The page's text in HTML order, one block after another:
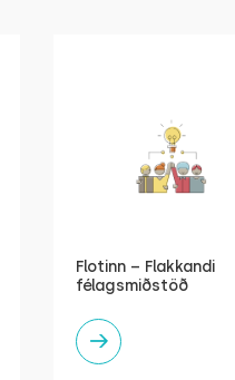
Flotinn – Flakkandi
félagsmiðstöð